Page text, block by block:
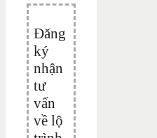
Đăng
ký
nhận
tư
vấn
về lộ